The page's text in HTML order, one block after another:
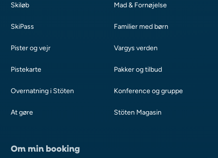
Skiløb
SkiPass
Pister og vejr
Pistekarte
Overnatning i Stöten
At gøre
Mad & Fornøjelse
Familier med børn
Vargys verden
Pakker og tilbud
Konference og gruppe
Stöten Magasin
Om min booking